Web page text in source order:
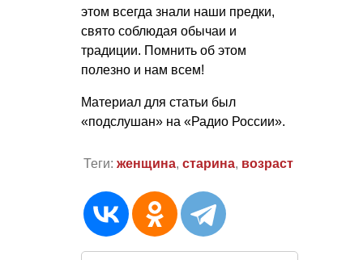
этом всегда знали наши предки,
свято соблюдая обычаи и
традиции. Помнить об этом
полезно и нам всем!
Материал для статьи был
«подслушан» на «Радио России».
Теги: женщина, старина, возраст